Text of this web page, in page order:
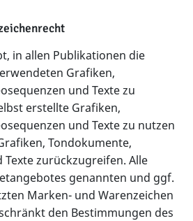
in allen Publikationen die
Grafiken,
und Texte zu
erstellte Grafiken,
und Texte zu nutzen
Tondokumente,
Texte zurückzugreifen. Alle
genannten und ggf.
Marken- und Warenzeichen
den Bestimmungen des